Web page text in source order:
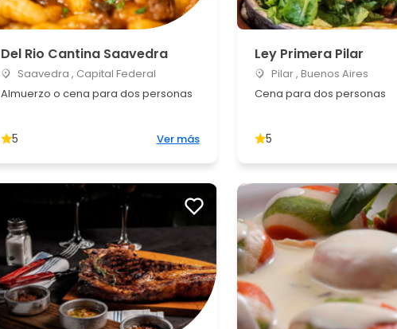
Del Rio Cantina Saavedra
Saavedra , Capital Federal
Almuerzo o cena para dos personas
5 Ver más
Ley Primera Pilar
Pilar , Buenos Aires
Cena para dos personas
5